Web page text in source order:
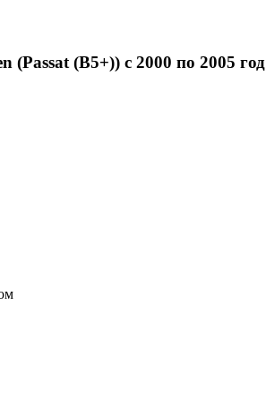
(Passat (B5+)) с 2000 по 2005 год